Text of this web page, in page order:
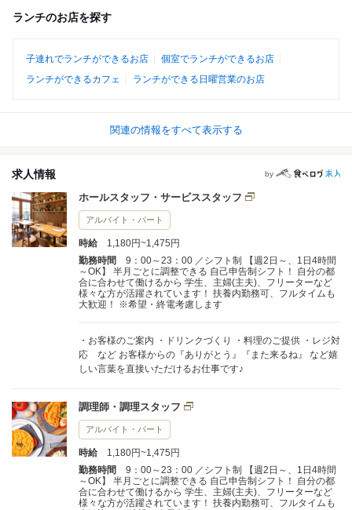
ランチのお店を探す
子連れでランチができるお店
個室でランチができるお店
ランチができるカフェ
ランチができる日曜営業のお店
関連の情報をすべて表示する
求人情報 by
ホールスタッフ・サービススタッフ
アルバイト・パート
時給
1,180円~1,475円
勤務時間
9：00～23：00 ／シフト制 【週2日～、1日4時間
～OK】 半月ごとに調整できる 自己申告制シフト！ 自分の都
合に合わせて働けるから 学生、主婦(主夫)、フリーターなど
様々な方が活躍されています！ 扶養内勤務可、フルタイムも
大歓迎！ ※希望・終電考慮します
・お客様のご案内 ・ドリンクづくり ・料理のご提供 ・レジ対
応 など お客様からの『ありがとう』『また来るね』 など嬉
しい言葉を直接いただけるお仕事です♪
調理師・調理スタッフ
アルバイト・パート
時給
1,180円~1,475円
勤務時間
9：00～23：00 ／シフト制 【週2日～、1日4時間
～OK】 半月ごとに調整できる 自己申告制シフト！ 自分の都
合に合わせて働けるから 学生、主婦(主夫)、フリーターなど
様々な方が活躍されています！ 扶養内勤務可、フルタイムも